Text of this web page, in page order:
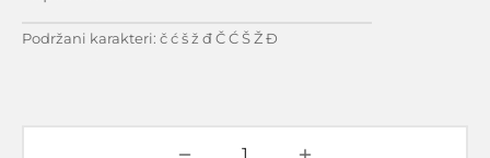
Podržani karakteri: č ć š ž đ Č Ć Š Ž Đ